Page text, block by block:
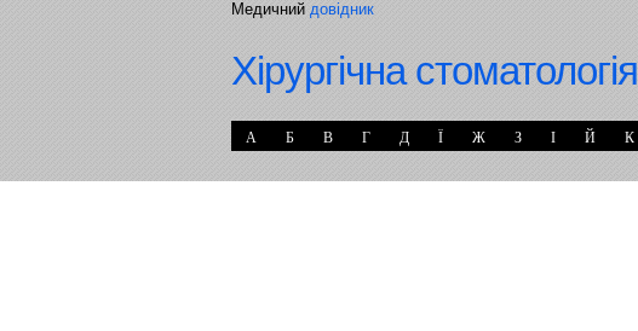
Медичнийдовідник
Хірургічна стоматологія
А Б В Г Д Ї Ж З І Й К